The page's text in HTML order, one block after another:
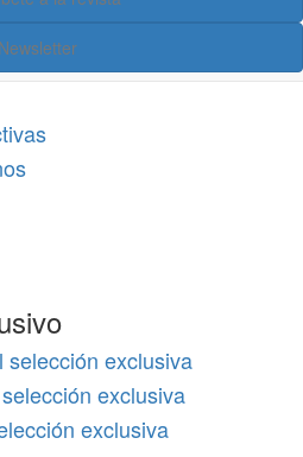
Newsletter
selección exclusiva
exclusiva
exclusiva